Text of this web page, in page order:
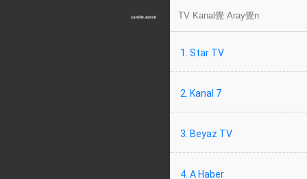
1. Star TV
2. Kanal 7
3. Beyaz TV
4. A Haber